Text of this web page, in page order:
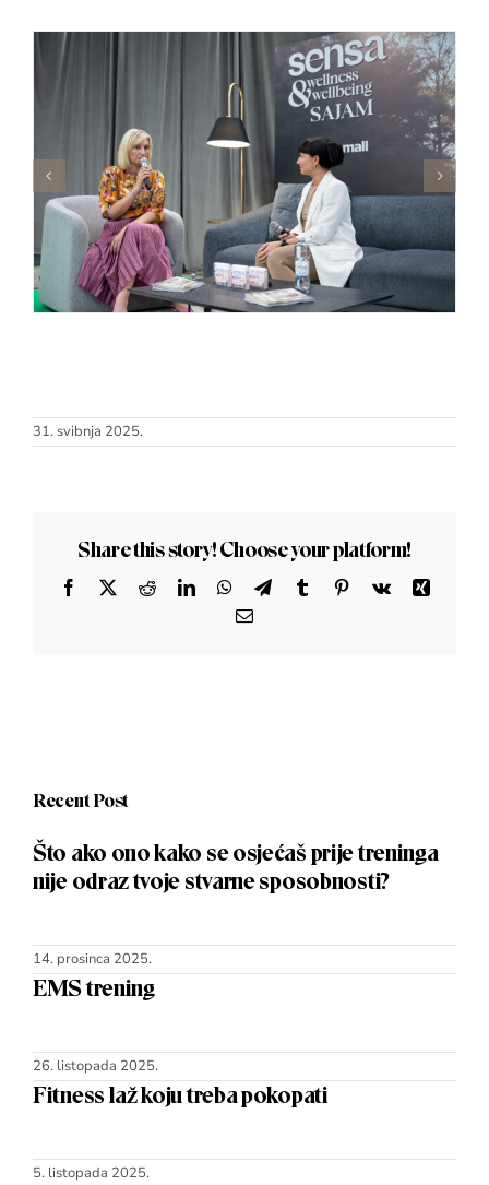
31. svibnja 2025.
Share this story! Choose your platform!
Facebook
X RedditLinkedInWhatsApp
TelegramTumblrPinterest
Vk
Xing
Email:
Recent Post
Što ako ono kako se osjećaš prije treninga
nije odraz tvoje stvarne sposobnosti?
14. prosinca 2025.
EMS trening
26. listopada 2025.
Fitness laž koju treba pokopati
5. listopada 2025.